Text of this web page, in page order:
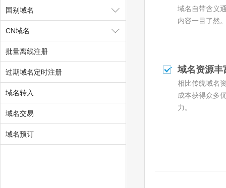
.ren
.space
.press
.fit
.fashion
.work
.wiki
国别域名
CN域名
批量离线注册
过期域名定时注册
域名转入
域名交易
域名预订
域名自带含义
内容一目了然
域名资源丰
相比传统域名
成本获得众多
力。